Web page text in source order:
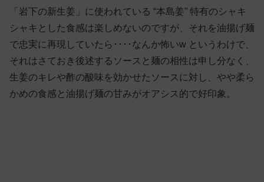
「岩下の新生姜」に使われている “本島姜” 特有のシャキ
シャキとした食感は楽しめないのですが、それを油揚げ麺
で忠実に再現していたら‥‥なんか怖いw というわけで、
それはさておき後述するソースと麺の相性は申し分なく、
生姜のキレや酢の酸味を効かせたソースに対し、やや柔ら
かめの食感と油揚げ麺の甘みがオアシス的で好印象。